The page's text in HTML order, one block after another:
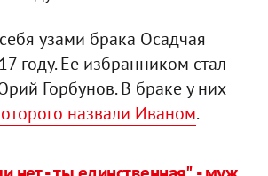
узами брака Осадчая
году. Ее избранником стал
Горбунов. В браке у них
назвали Иваном.